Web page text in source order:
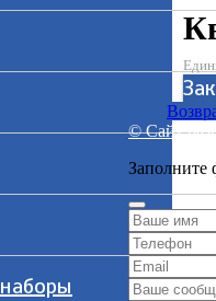
© Сайт
Заполните